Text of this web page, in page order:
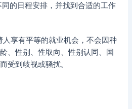
的日程安排，并找到合适的工作
享有平等的就业机会，不会因种
、性别、性取向、性别认同、国
受到歧视或骚扰。